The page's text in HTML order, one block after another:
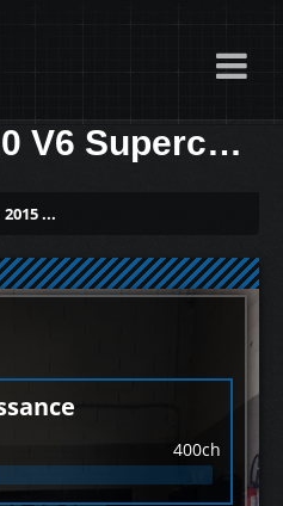
340ch
2015 ...
400ch